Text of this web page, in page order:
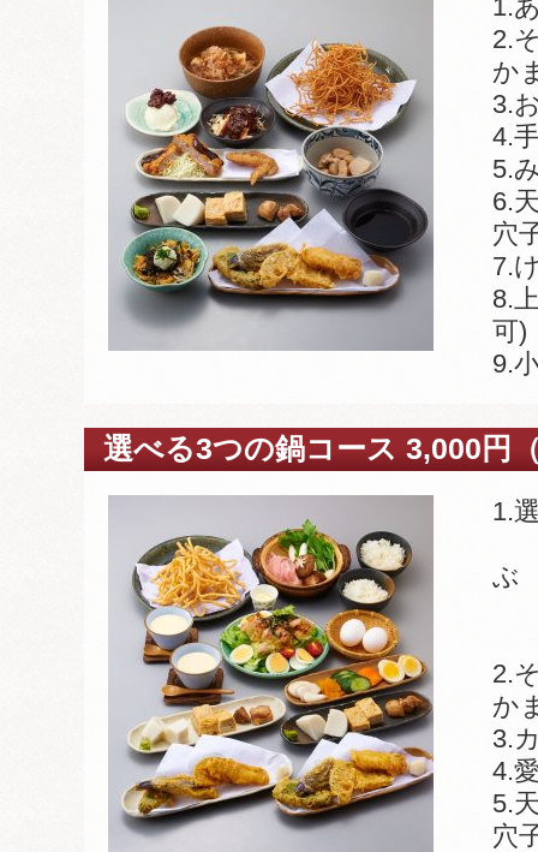
1.
2.
か
3.
4.
5.
6.
穴
7.
8.
可)
9.
選べる3つの鍋コース 3,000円
1.
ぶ
2.
か
3.
4.
5.
穴